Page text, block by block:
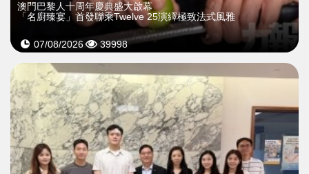
澳門巴黎人十周年慶典盛大啟幕
「名廚臻宴」首發聯乘Twelve 25演繹極致法式風雅
07/08/2026 39998